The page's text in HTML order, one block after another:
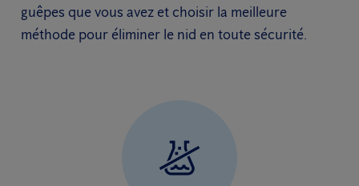
guêpes que vous avez et choisir la meilleure
méthode pour éliminer le nid en toute sécurité.